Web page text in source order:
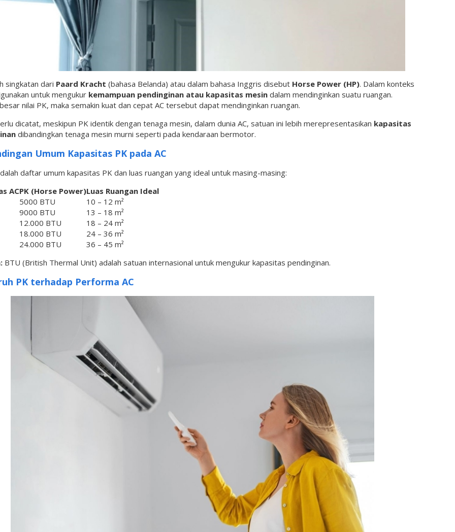
singkatan dari Paard Kracht (bahasa Belanda) atau dalam bahasa Inggris disebut Horse Power (HP). Dalam konteks
untuk mengukur kemampuan pendinginan atau kapasitas mesin dalam mendinginkan suatu ruangan.
nilai PK, maka semakin kuat dan cepat AC tersebut dapat mendinginkan ruangan.
dicatat, meskipun PK identik dengan tenaga mesin, dalam dunia AC, satuan ini lebih merepresentasikan kapasitas
dibandingkan tenaga mesin murni seperti pada kendaraan bermotor.
Umum Kapasitas PK pada AC
daftar umum kapasitas PK dan luas ruangan yang ideal untuk masing-masing:
ACPK (Horse Power)Luas Ruangan Ideal
5000 BTU
10 – 12 m²
9000 BTU
13 – 18 m²
12.000 BTU
18 – 24 m²
18.000 BTU
24 – 36 m²
24.000 BTU
36 – 45 m²
BTU (British Thermal Unit) adalah satuan internasional untuk mengukur kapasitas pendinginan.
PK terhadap Performa AC